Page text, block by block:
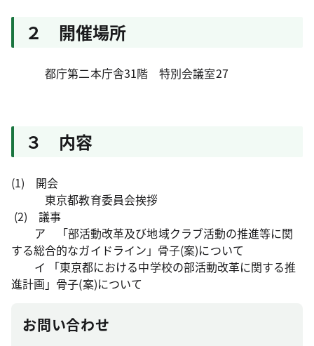
２ 開催場所
都庁第二本庁舎31階 特別会議室27
３ 内容
(1) 開会
東京都教育委員会挨拶
(2) 議事
ア 「部活動改革及び地域クラブ活動の推進等に関
する総合的なガイドライン」骨子(案)について
イ 「東京都における中学校の部活動改革に関する推
進計画」骨子(案)について
お問い合わせ